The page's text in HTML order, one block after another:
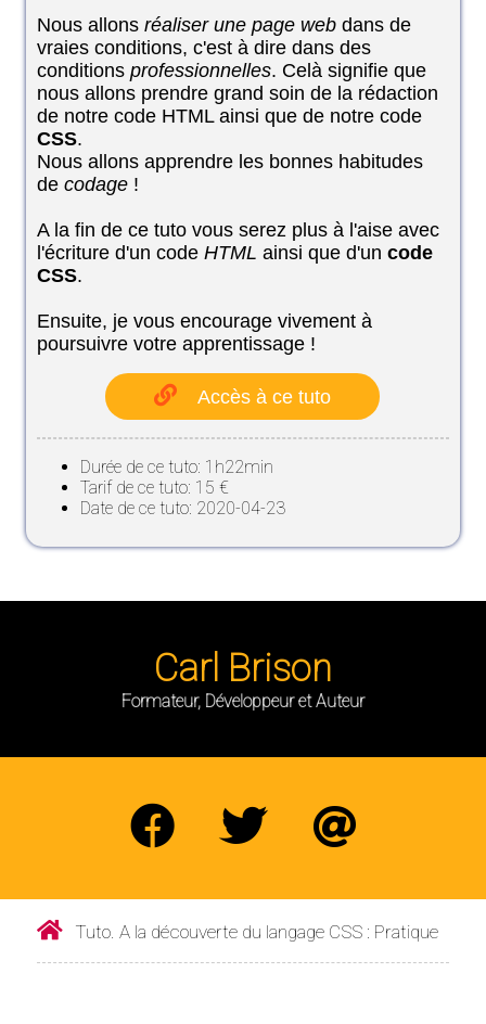
Nous allons réaliser une page webdans de
vraies conditions, c'est à dire dans des
conditions professionnelles. Celà signifie que
nous allons prendre grand soin de la rédaction
de notre code HTML ainsi que de notre code
CSS.
Nous allons apprendre les bonnes habitudes
de codage!
A la fin de ce tuto vous serez plus à l'aise avec
l'écriture d'un code HTML ainsi que d'un code
CSS.
Ensuite, je vous encourage vivement à
poursuivre votre apprentissage !
Accès à ce tuto
Durée de ce tuto: 1h22min
Tarif de ce tuto: 15 €
Date de ce tuto: 2020-04-23
Carl Brison
Formateur, Développeur et Auteur
Tuto. A la découverte du langage CSS : Pratique